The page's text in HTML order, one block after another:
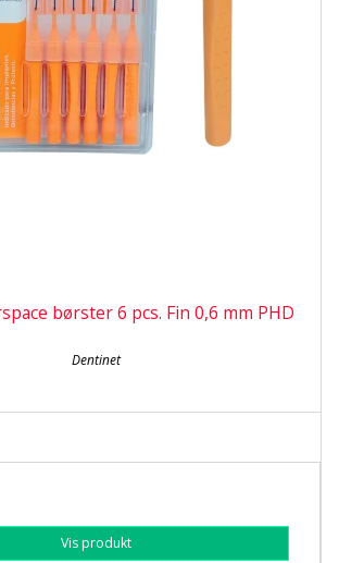
børster 6 pcs. Fin 0,6 mm PHD
Dentinet
Vis produkt